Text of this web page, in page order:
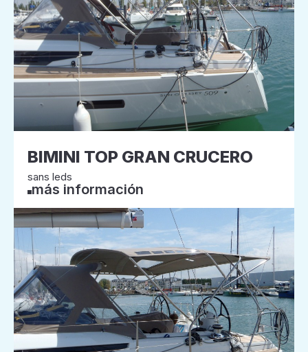
BIMINI TOP GRAN CRUCERO
sans leds
más información